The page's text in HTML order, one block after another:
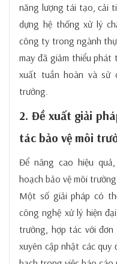
năng lượng tái tạo, cải
dựng hệ thống xử lý
công ty trong ngành
may đã giảm thiểu
xuất tuần hoàn và sử
trường.
2. Đề xuất giải
tác bảo vệ môi
Để nâng cao hiệu
hoạch bảo vệ môi
Một số giải pháp có
công nghệ xử lý hiện
trường, hợp tác với
xuyên cập nhật các quy